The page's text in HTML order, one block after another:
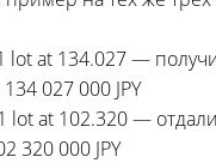
1 lot at 134.027 —
027 000 JPY
1 lot at 102.320 —
320 000 JPY